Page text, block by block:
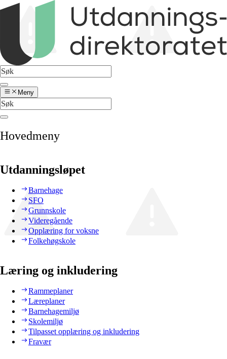
Meny
Hovedmeny
Utdanningsløpet
Barnehage
SFO
Grunnskole
Videregående
Opplæring for voksne
Folkehøgskole
Læring og inkludering
Rammeplaner
Læreplaner
Barnehagemiljø
Skolemiljø
Tilpasset opplæring og inkludering
Fravær